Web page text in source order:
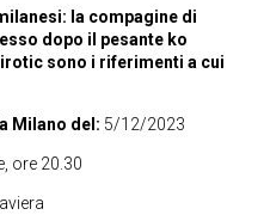
la compagine di
dopo il pesante ko
sono i riferimenti a cui
Milano del: 5/12/2023
ore 20.30